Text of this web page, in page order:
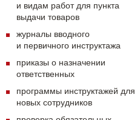
и видам работ для пункта
выдачи товаров
журналы вводного
и первичного инструктажа
приказы о назначении
ответственных
программы инструктажей для
новых сотрудников